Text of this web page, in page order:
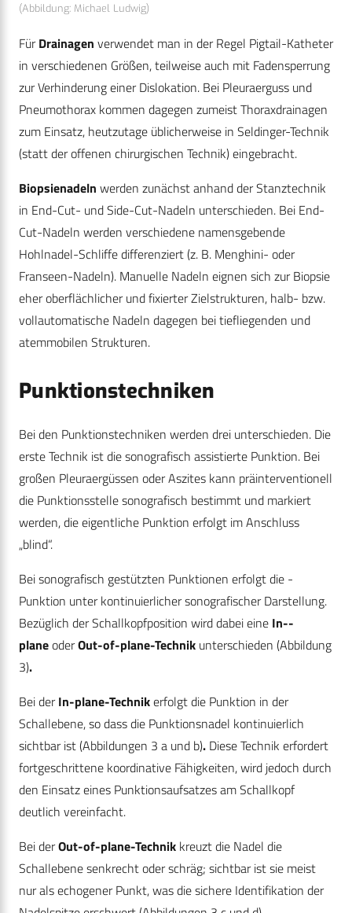
(Abbildung: Michael Ludwig)
Für Drainagen verwendet man in der Regel Pigtail-Katheter
in verschiedenen Größen, teilweise auch mit Fadensperrung
zur Verhinderung einer Dislokation. Bei Pleuraerguss und
Pneumothorax kommen dagegen zumeist Thoraxdrainagen
zum Einsatz, heutzutage üblicherweise in Seldinger-Technik
(statt der offenen chirurgischen Technik) eingebracht.
Biopsienadeln werden zunächst anhand der Stanztechnik
in End-Cut- und Side-Cut-Nadeln unterschieden. Bei End-
Cut-Nadeln werden verschiedene namensgebende
Hohlnadel-Schliffe differenziert (z. B. Menghini- oder
Franseen-Nadeln). Manuelle Nadeln eignen sich zur Biopsie
eher oberflächlicher und fixierter Zielstrukturen, halb- bzw.
vollautomatische Nadeln dagegen bei tiefliegenden und
atemmobilen Strukturen.
Punktionstechniken
Bei den Punktionstechniken werden drei unterschieden. Die
erste Technik ist die sonografisch assistierte Punktion. Bei
großen Pleuraergüssen oder Aszites kann präinterventionell
die Punktionsstelle sonografisch bestimmt und markiert
werden, die eigentliche Punktion erfolgt im Anschluss
„blind“.
Bei sonografisch gestützten Punktionen erfolgt die ­
Punktion unter kontinuierlicher sonografischer Darstellung.
Bezüglich der Schallkopfposition wird dabei eine In-­
planeoderOut-of-plane-Technik unterschieden (Abbildung
3).
Bei der In-plane-Technikerfolgt die Punktion in der
Schallebene, so dass die Punktionsnadel kontinuierlich
sichtbar ist (Abbildungen 3 a und b). Diese Technik erfordert
fortgeschrittene koordinative Fähigkeiten, wird jedoch durch
den Einsatz eines Punktionsaufsatzes am Schallkopf
deutlich vereinfacht.
Bei derOut-of-plane-Technik kreuzt die Nadel die
Schallebene senkrecht oder schräg; sichtbar ist sie meist
nur als echogener Punkt, was die sichere Identifikation der